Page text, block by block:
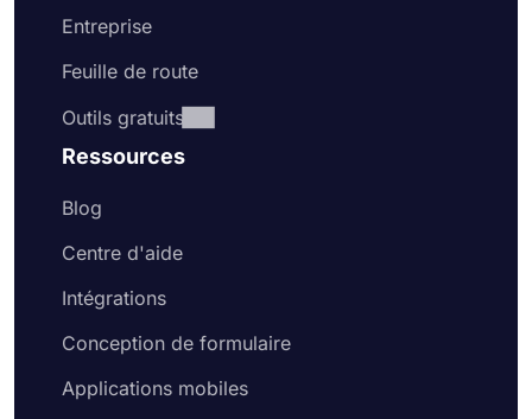
Entreprise
Feuille de route
Outils gratuits
Ressources
Blog
Centre d'aide
Intégrations
Conception de formulaire
Applications mobiles